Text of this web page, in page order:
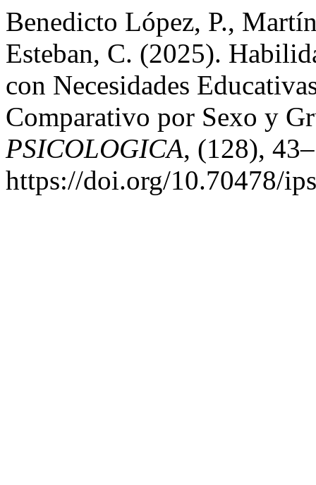
Benedicto López, P.,
Esteban, C. (2025).
con Necesidades
Comparativo por Sexo y
PSICOLOGICA, (128),
https://doi.org/10.70478/